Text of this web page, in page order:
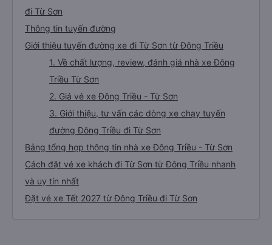
đi Từ Sơn
Thông tin tuyến đường
Giới thiệu tuyến đường xe đi Từ Sơn từ Đông Triều
1. Về chất lượng, review, đánh giá nhà xe Đông
Triều Từ Sơn
2. Giá vé xe Đông Triều - Từ Sơn
3. Giới thiệu, tư vấn các dòng xe chạy tuyến
đường Đông Triều đi Từ Sơn
Bảng tổng hợp thông tin nhà xe Đông Triều - Từ Sơn
Cách đặt vé xe khách đi Từ Sơn từ Đông Triều nhanh
và uy tín nhất
Đặt vé xe Tết 2027 từ Đông Triều đi Từ Sơn